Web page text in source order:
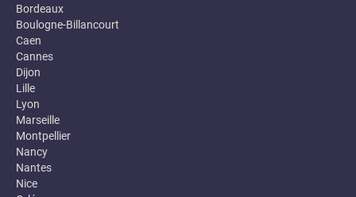
Bordeaux
Boulogne-Billancourt
Caen
Cannes
Dijon
Lille
Lyon
Marseille
Montpellier
Nancy
Nantes
Nice